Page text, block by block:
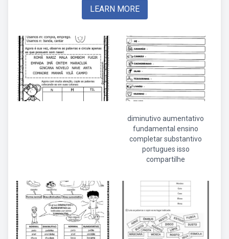
LEARN MORE
diminutivo aumentativo
fundamental ensino
completar substantivo
portugues isso
compartilhe